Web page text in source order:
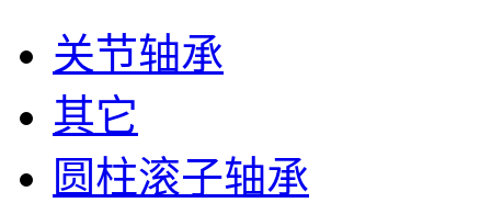
关节轴承
其它
圆柱滚子轴承